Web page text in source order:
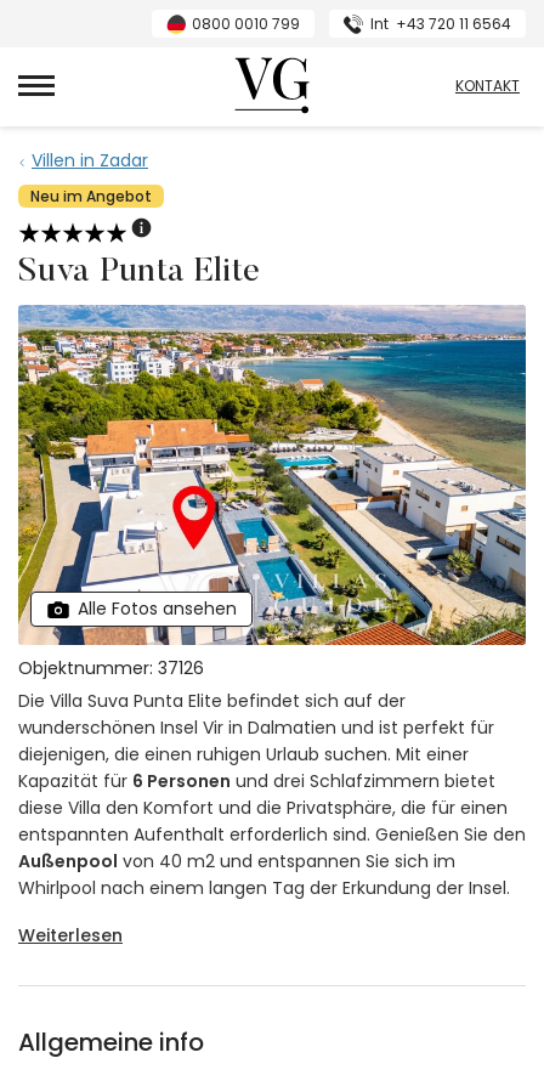
0800 0010 799 Int +43 720 11 6564
VillasGuide
KONTAKT
Villen in Zadar
Neu im Angebot
Suva Punta Elite
Alle Fotos ansehen
Objektnummer: 37126
Die Villa Suva Punta Elite befindet sich auf der
wunderschönen Insel Vir in Dalmatien und ist perfekt für
diejenigen, die einen ruhigen Urlaub suchen. Mit einer
Kapazität für 6 Personen und drei Schlafzimmern bietet
diese Villa den Komfort und die Privatsphäre, die für einen
entspannten Aufenthalt erforderlich sind. Genießen Sie den
Außenpool von 40 m2 und entspannen Sie sich im
Whirlpool nach einem langen Tag der Erkundung der Insel.
Weiterlesen
Allgemeine info